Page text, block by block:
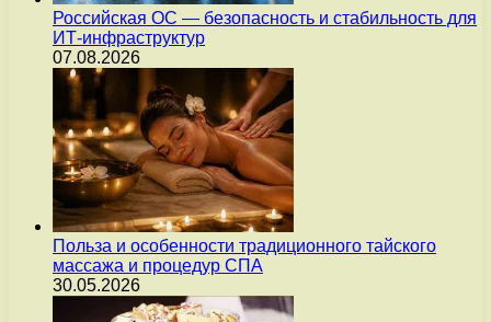
Российская ОС — безопасность и стабильность для
ИТ-инфраструктур
07.08.2026
Польза и особенности традиционного тайского
массажа и процедур СПА
30.05.2026